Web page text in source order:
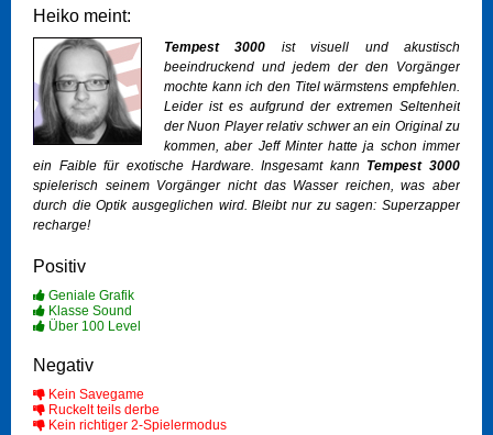
Heiko meint:
Tempest 3000 ist visuell und akustisch
beeindruckend und jedem der den Vorgänger
mochte kann ich den Titel wärmstens empfehlen.
Leider ist es aufgrund der extremen Seltenheit
der Nuon Player relativ schwer an ein Original zu
kommen, aber Jeff Minter hatte ja schon immer
ein Faible für exotische Hardware. Insgesamt kann Tempest 3000
spielerisch seinem Vorgänger nicht das Wasser reichen, was aber
durch die Optik ausgeglichen wird. Bleibt nur zu sagen: Superzapper
recharge!
Positiv
Geniale Grafik
Klasse Sound
Über 100 Level
Negativ
Kein Savegame
Ruckelt teils derbe
Kein richtiger 2-Spielermodus